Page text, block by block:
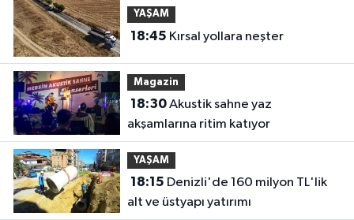
YAŞAM
18:45 Kırsal yollara neşter
Magazin
18:30Akustik sahne yaz
akşamlarına ritim katıyor
YAŞAM
18:15
alt ve üstyapı yatırımı